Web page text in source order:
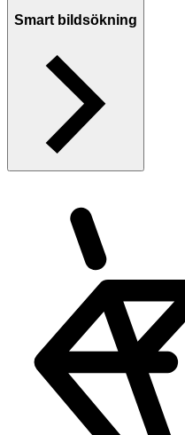
Smart bildsökning